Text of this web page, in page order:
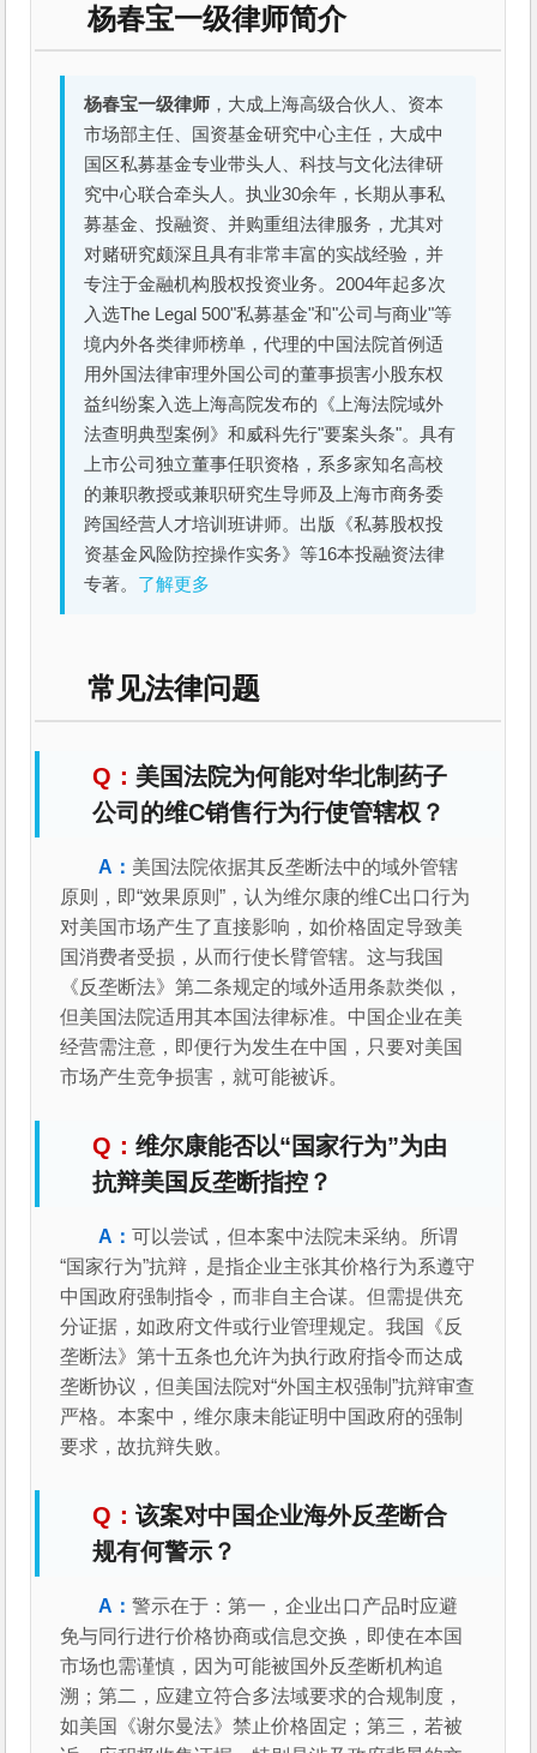
杨春宝一级律师简介
杨春宝一级律师 ，大成上海高级合伙人、资本
市场部主任、国资基金研究中心主任，大成中
国区私募基金专业带头人、科技与文化法律研
究中心联合牵头人。执业30余年，长期从事私
募基金、投融资、并购重组法律服务，尤其对
对赌研究颇深且具有非常丰富的实战经验，并
专注于金融机构股权投资业务。2004年起多次
入选The Legal 500"私募基金"和"公司与商业"等
境内外各类律师榜单，代理的中国法院首例适
用外国法律审理外国公司的董事损害小股东权
益纠纷案入选上海高院发布的《上海法院域外
法查明典型案例》和威科先行"要案头条"。具有
上市公司独立董事任职资格，系多家知名高校
的兼职教授或兼职研究生导师及上海市商务委
跨国经营人才培训班讲师。出版《私募股权投
资基金风险防控操作实务》等16本投融资法律
专著。 了解更多
常见法律问题
美国法院为何能对华北制药子
公司的维C销售行为行使管辖权？
美国法院依据其反垄断法中的域外管辖
原则，即“效果原则”，认为维尔康的维C出口行为
对美国市场产生了直接影响，如价格固定导致美
国消费者受损，从而行使长臂管辖。这与我国
《反垄断法》第二条规定的域外适用条款类似，
但美国法院适用其本国法律标准。中国企业在美
经营需注意，即便行为发生在中国，只要对美国
市场产生竞争损害，就可能被诉。
维尔康能否以“国家行为”为由
抗辩美国反垄断指控？
可以尝试，但本案中法院未采纳。所谓
“国家行为”抗辩，是指企业主张其价格行为系遵守
中国政府强制指令，而非自主合谋。但需提供充
分证据，如政府文件或行业管理规定。我国《反
垄断法》第十五条也允许为执行政府指令而达成
垄断协议，但美国法院对“外国主权强制”抗辩审查
严格。本案中，维尔康未能证明中国政府的强制
要求，故抗辩失败。
该案对中国企业海外反垄断合
规有何警示？
警示在于：第一，企业出口产品时应避
免与同行进行价格协商或信息交换，即使在本国
市场也需谨慎，因为可能被国外反垄断机构追
溯；第二，应建立符合多法域要求的合规制度，
如美国《谢尔曼法》禁止价格固定；第三，若被